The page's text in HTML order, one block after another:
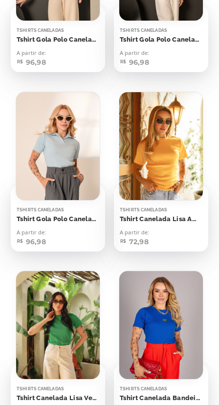
TSHIRTS CANELADAS
Tshirt Gola Polo Canelada Flash Yellow
A partir de:
R$ 96,98
TSHIRTS CANELADAS
Tshirt Gola Polo Canelada Amarelo Emoji
A partir de:
R$ 96,98
TSHIRTS CANELADAS
Tshirt Gola Polo Canelada Azul Skyway
A partir de:
R$ 96,98
TSHIRTS CANELADAS
Tshirt Canelada Lisa Amarelo Canário
A partir de:
R$ 72,98
TSHIRTS CANELADAS
Tshirt Canelada Lisa Verde Bandeira
TSHIRTS CANELADAS
Tshirt Canelada Bandeirinha Aplicação